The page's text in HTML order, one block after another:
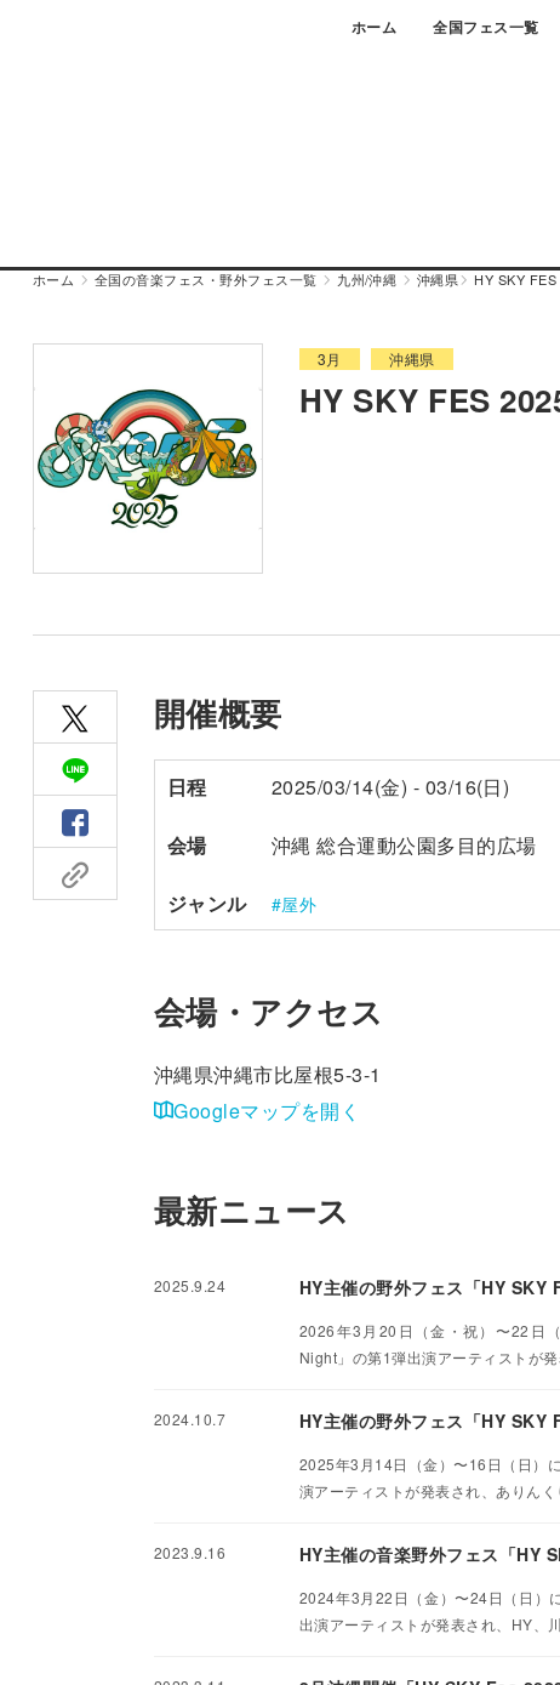
ホーム 全国フェス一覧
ホーム 全国の音楽フェス・野外フェス一覧 九州/沖縄 沖縄県 HY SKY
3月 沖縄県
HY SKY FES
開催概要
日程 2025/03/14(金) - 03/16(日)
会場 沖縄 総合運動公園多目的広場
ジャンル 屋外
会場・アクセス
沖縄県沖縄市比屋根5-3-1
Googleマップを開く
最新ニュース
2025.9.24 HY主催の野外フェス「HY SKY
2026年3月20日（金・祝）〜22日
Night」の第1弾出演アーティストが
2024.10.7 HY主催の野外フェス「HY
2025年3月14日（金）〜16日（日）
演アーティストが発表され、ありん
2023.9.16 HY主催の音楽野外フェス「HY
2024年3月22日（金）〜24日（日）
出演アーティストが発表され、HY、